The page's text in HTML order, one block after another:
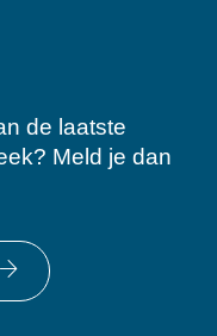
de laatste
Meld je dan